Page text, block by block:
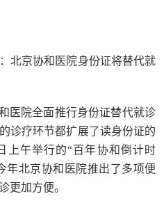
北京协和医院身份证将替代就
医院全面推行身份证替代就诊
诊疗环节都扩展了读身份证的
上午举行的“百年协和倒计时
年北京协和医院推出了多项便
更加方便。